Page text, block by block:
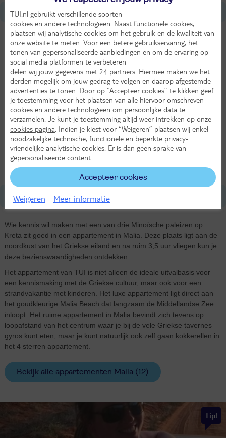
Over Griekenland
Tijdverschil met Nederland
1 uur later dan in NL
Munteenheid
Euro
Taal
Grieks
Afstand tot Nederland
2400 km
Appartement Malia
Wie kennis wil maken met een van drie Minoïsche paleizen op
Kreta zit goed in een appartement in Malia. Deze plaats ligt aan de
noordkust van het Griekse eiland en na ruim 3,5 uur vliegen kun je
deze bezienswaardigheden ontdekken.
Het appartement van TUI is niet alleen de ideale uitvalbasis voor
een kennismaking met de Griekse cultuur, maar ook voor een
strandvakantie met kinderen. Het luxe appartement ligt direct aan
het goudkleurige Malia Beach dat langzaam de Middellandse Zee
inloopt. Het ruime appartement in Malia bevindt zich tevens op
loopafstand van het centrum waar je bij de vele Griekse tavernes
gyros kunt eten, maar je kunt natuurlijk ook zelf gaan kokkerellen in
het 4 sterren appartement.
Bekijk alle appartementen Malia (12)
Tip!
TUI.nl gebruikt verschillende soorten
cookies en andere technologieën . Naast functionele cookies,
plaatsen wij analytische cookies om het gebruik en de kwaliteit van
onze website te meten. Voor een betere gebruikservaring, het
tonen van gepersonaliseerde aanbiedingen en om de ervaring op
social media platformen te verbeteren
delen wij jouw gegevens met 24 partners . Hiermee maken we het
derden mogelijk om jouw gedrag te volgen en daarop afgestemde
advertenties te tonen. Door op “Accepteer cookies” te klikken geef
je toestemming voor het plaatsen van alle hiervoor omschreven
cookies en andere technologieën om persoonlijke data te
verzamelen. Je kunt je toestemming altijd weer intrekken op onze
cookies pagina . Indien je kiest voor “Weigeren” plaatsen wij enkel
noodzakelijke technische, functionele en beperkte privacy-
vriendelijke analytische cookies. Er is dan geen sprake van
gepersonaliseerde content.
Accepteer cookies
Weigeren Meer informatie